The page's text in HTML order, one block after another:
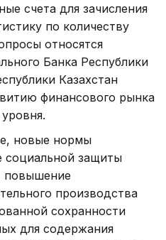
счета для зачисления
по количеству
относятся
Банка Республики
Казахстан
финансового рынка
новые нормы
социальной защиты
повышение
производства
сохранности
для содержания